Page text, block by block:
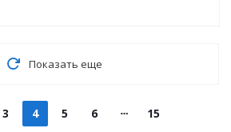
Показать еще
3 4 5 6 15